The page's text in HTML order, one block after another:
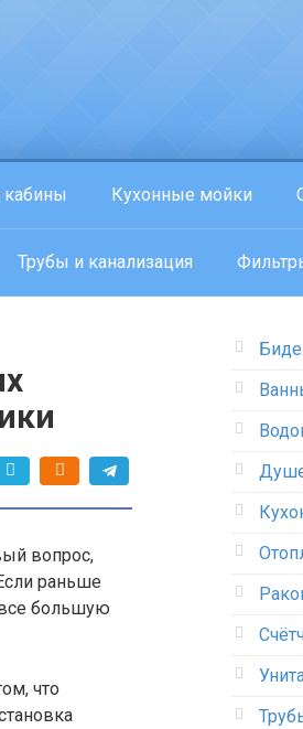
Кухонные мойки
Трубы и канализация
вопрос,
раньше
большую
что
Биде